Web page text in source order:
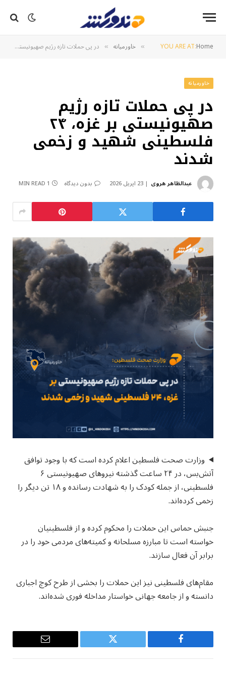
YOU ARE AT:Home
» خاورمیانه » در پی حملات تازه رژیم صهیونیستی بر غزه، ۲۴ فلسطینی شهید و زخمی شدند
خاورمیانه
در پی حملات تازه رژیم
صهیونیستی بر غزه، ۲۴
فلسطینی شهید و زخمی
شدند
عبدالظاهر هروی 23 اپریل 2026 بدون دیدگاه 1 MIN READ
وزارت صحت فلسطین اعلام کرده است که با وجود توافق
آتش‌بس، در ۲۴ ساعت گذشته نیروهای صهیونیستی ۶
فلسطینی، از جمله کودک را به شهادت رسانده و ۱۸ تن دیگر را
زخمی کرده‌اند.
جنبش حماس این حملات را محکوم کرده و از فلسطینیان
خواسته است تا مبارزه مسلحانه و کمیته‌های مردمی خود را در
برابر آن فعال سازند.
مقام‌های فلسطینی نیز این حملات را بخشی از طرح کوچ اجباری
دانسته و از جامعه جهانی خواستار مداخله فوری شده‌اند.
Facebook
Twitter
Email